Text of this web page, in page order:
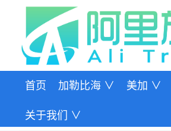
首页 加勒比海 ∨ 美加 ∨
关于我们 ∨